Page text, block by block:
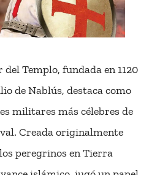
Templo, fundada en 1120
de Nablús, destaca como
militares más célebres de
Creada originalmente
peregrinos en Tierra